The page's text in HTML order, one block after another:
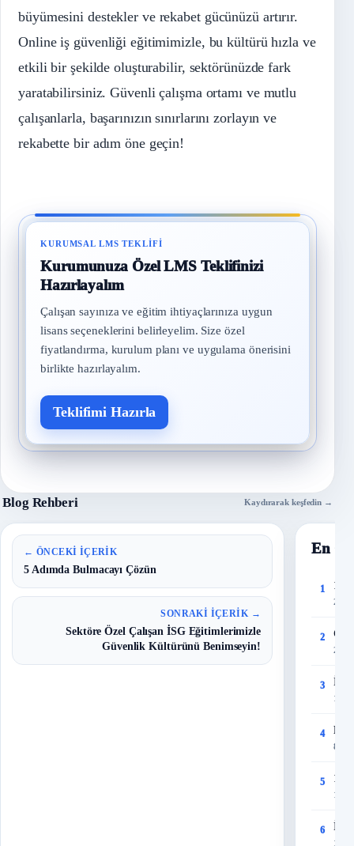
büyümesini destekler ve rekabet gücünüzü artırır.
Online iş güvenliği eğitimimizle, bu kültürü hızla ve
etkili bir şekilde oluşturabilir, sektörünüzde fark
yaratabilirsiniz. Güvenli çalışma ortamı ve mutlu
çalışanlarla, başarınızın sınırlarını zorlayın ve
rekabette bir adım öne geçin!
KURUMSAL LMS TEKLIFI
Kurumunuza Özel LMS Teklifinizi
Hazırlayalım
Çalışan sayınıza ve eğitim ihtiyaçlarınıza uygun
lisans seçeneklerini belirleyelim. Size özel
fiyatlandırma, kurulum planı ve uygulama önerisini
birlikte hazırlayalım.
Teklifimi Hazırla
Blog Rehberi Kaydırarak keşfedin →
← ÖNCEKI İÇERIK
5 Adımda Bulmacayı Çözün
SONRAKI İÇERIK →
Sektöre Özel Çalışan İSG Eğitimlerimizle
Güvenlik Kültürünü Benimseyin!
En
1 150
27
2
28
3 İş
12
4
8
5 150
11
6 İş
15